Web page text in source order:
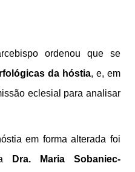
ordenou que se
da hóstia, e, em
eclesial para analisar
em forma alterada foi
Dra. Maria Sobaniec-